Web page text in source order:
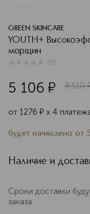
GREEN SKINCARE
YOUTH+
морщин
(0)
5 106 ¤ 8 510
от 1276 ¤ х 4
будет начислено от
Наличие и
Сроки доставки
заказа